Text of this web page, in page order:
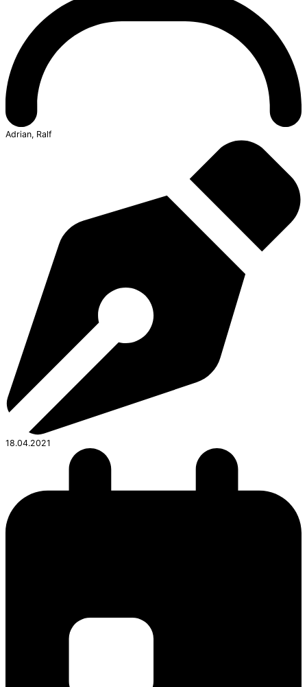
Adrian, Ralf
18.04.2021